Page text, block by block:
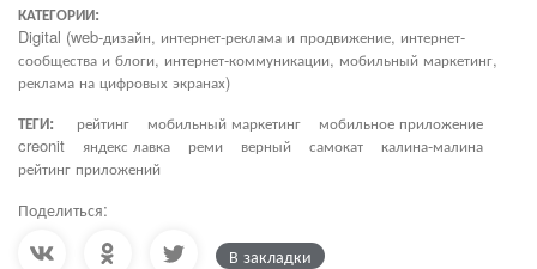
КАТЕГОРИИ:
Digital (web-дизайн, интернет-реклама и продвижение, интернет-
сообщества и блоги, интернет-коммуникации, мобильный маркетинг,
реклама на цифровых экранах)
ТЕГИ:
рейтинг мобильный маркетинг
мобильное приложение
creonit
яндекс лавка реми верный самокат
калина-малина
рейтинг приложений
Поделиться:
В закладки